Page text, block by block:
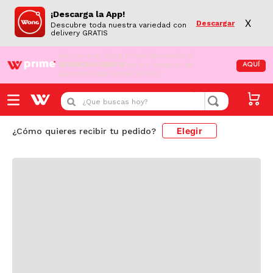
¡Descarga la App!
Descubre toda nuestra variedad con
delivery GRATIS
Descargar X
¡Aún no eres Wong Prime! Aprovecha el
DESPACHO GRATIS en tus compras de
supermercado desde S/79.90
AQUÍ
¿Que buscas hoy?
¿Cómo quieres recibir tu pedido? Elegir
Cargando comentarios...